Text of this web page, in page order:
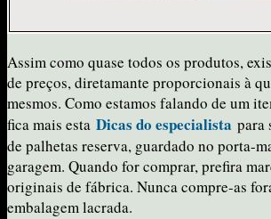
Assim como quase todos os produtos,
de preços, diretamante proporcionais à
mesmos. Como estamos falando de um
fica mais esta Dicas do especialista para
de palhetas reserva, guardado no porta-
garagem. Quando for comprar, prefira
originais de fábrica. Nunca compre-as
embalagem lacrada.